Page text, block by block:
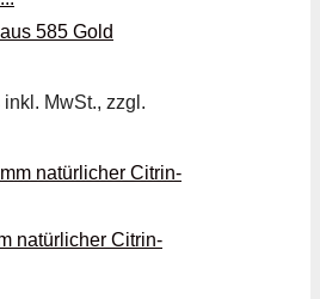
585 Gold
inkl. MwSt., zzgl.
natürlicher Citrin-